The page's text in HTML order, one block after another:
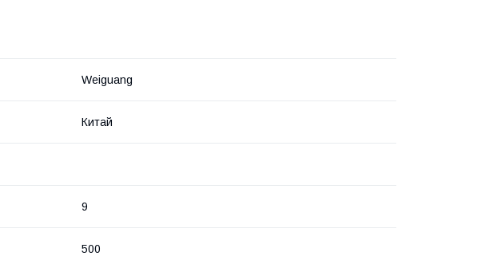
Weiguang
Китай
9
500